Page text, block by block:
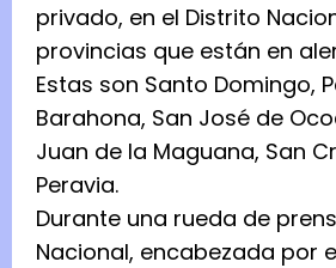
privado, en el Distrito
provincias que están en
Estas son Santo Domingo,
Barahona, San José de
Juan de la Maguana, San
Peravia.
Durante una rueda de
Nacional, encabezada por